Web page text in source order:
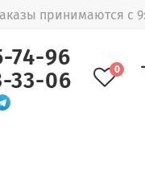
принимаются с
74-96
33-06
0